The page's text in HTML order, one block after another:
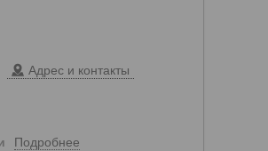
Адрес и контакты
Подробнее